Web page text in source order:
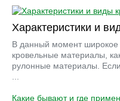
Характеристики и
В данный момент широкое
кровельные материалы,
рулонные материалы.
Какие бывают и где